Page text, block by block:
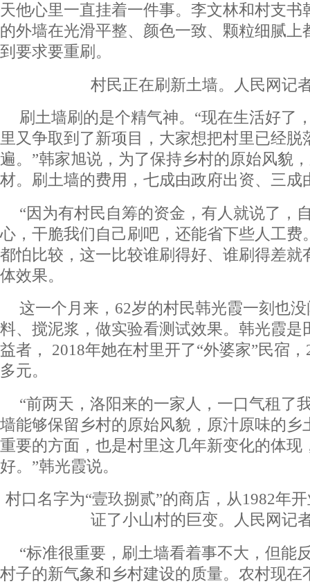
天他心里一直挂着一件事。李文林和村支书
的外墙在光滑平整、颜色一致、颗粒细腻上
到要求要重刷。
村民正在刷新土墙。人民网记
刷土墙刷的是个精气神。“现在生活好了
里又争取到了新项目，大家想把村里已经脱
遍。”韩家旭说，为了保持乡村的原始风貌
材。刷土墙的费用，七成由政府出资、三成
“因为有村民自筹的资金，有人就说了，
心，干脆我们自己刷吧，还能省下些人工费
都怕比较，这一比较谁刷得好、谁刷得差就
体效果。
这一个月来，62岁的村民韩光霞一刻也
料、搅泥浆，做实验看测试效果。韩光霞
益者， 2018年她在村里开了“外婆家”民宿
多元。
“前两天，洛阳来的一家人，一口气租了
墙能够保留乡村的原始风貌，原汁原味的乡
重要的方面，也是村里这几年新变化的体现
好。”韩光霞说。
村口名字为“壹玖捌贰”的商店，从1982年
证了小山村的巨变。人民网记
“标准很重要，刷土墙看着事不大，但能
村子的新气象和乡村建设的质量。农村现在